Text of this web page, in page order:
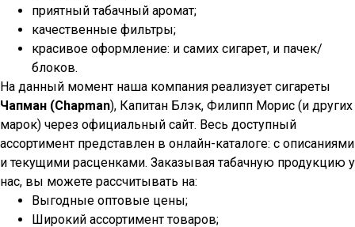
приятный табачный аромат;
качественные фильтры;
красивое оформление: и самих сигарет, и пачек/
блоков.
На данный момент наша компания реализует сигареты
Чапман (Chapman), Капитан Блэк, Филипп Морис (и других
марок) через официальный сайт. Весь доступный
ассортимент представлен в онлайн-каталоге: с описаниями
и текущими расценками. Заказывая табачную продукцию у
нас, вы можете рассчитывать на:
Выгодные оптовые цены;
Широкий ассортимент товаров;